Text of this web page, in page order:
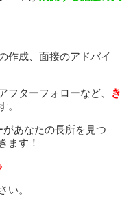
作成、面接のアドバイ
フターフォローなど、
き
。
あなたの長所を見つ
ます！
い。